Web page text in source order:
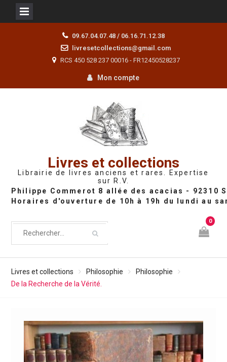
09.67.04.07.48 / 06.16.71.12.38
livresetcollections@gmail.com
RCS 450 528 237 00016 - FR12450528237
Mon compte
Livres et collections
Librairie de livres anciens et rares. Expertise
sur R.V.
0
Livres et collections Philosophie
Philosophie
De la Recherche de la Vérité.